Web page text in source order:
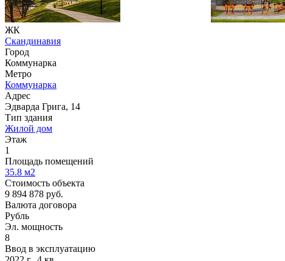
ЖК
Скандинавия
Город
Коммунарка
Метро
Коммунарка
Адрес
Эдварда Грига, 14
Тип здания
Жилой дом
Этаж
1
Площадь помещений
35.8 м2
Стоимость объекта
9 894 878 руб.
Валюта договора
Рубль
Эл. мощность
8
Ввод в эксплуатацию